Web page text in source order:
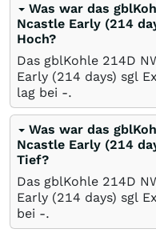
Was war das
Ncastle Early (214
Hoch?
Das gblKohle 214D
Early (214 days) sgl
lag bei -.
Was war das
Ncastle Early (214
Tief?
Das gblKohle 214D
Early (214 days) sgl
bei -.